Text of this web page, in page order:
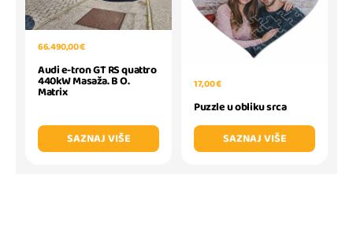
66.490,00 €
Audi e-tron GT RS quattro
440kW Masaža. B O.
Matrix
SAZNAJ VIŠE
17,00 €
Puzzle u obliku srca
SAZNAJ VIŠE